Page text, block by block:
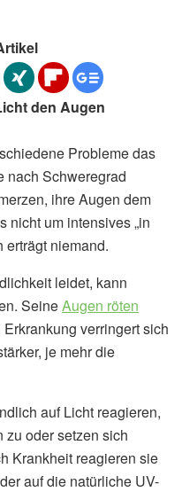
den Augen
Probleme das
nach Schweregrad
ihre Augen dem
nicht um intensives „in
erträgt niemand.
leidet, kann
SeineAugen röten
verringert sich
je mehr die
auf Licht reagieren,
zu oder setzen sich
Krankheit reagieren sie
auf die natürliche UV-